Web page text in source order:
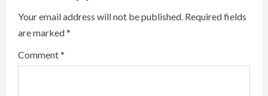
R
e
a
Your email address will not be published. Required fields
are marked*
Comment*